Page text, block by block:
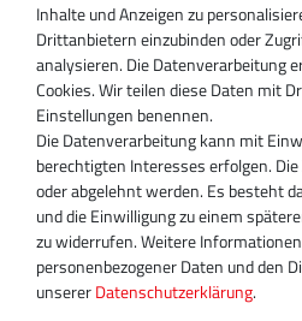
Inhalte und Anzeigen zu
Drittanbietern einzubinden oder
analysieren. Die Datenverarbeitung
Cookies. Wir teilen diese Daten mit
Einstellungen benennen.
Die Datenverarbeitung kann mit
berechtigten Interesses erfolgen.
oder abgelehnt werden. Es besteht
und die Einwilligung zu einem
zu widerrufen. Weitere
personenbezogener Daten und den
unsererDaten­schutz­erklärung.